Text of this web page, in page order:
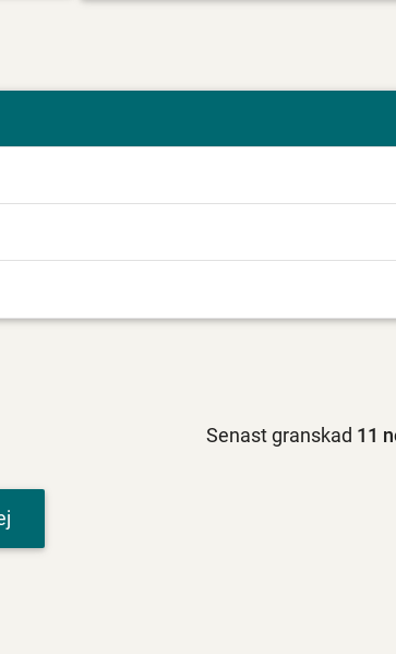
Senast granskad 11